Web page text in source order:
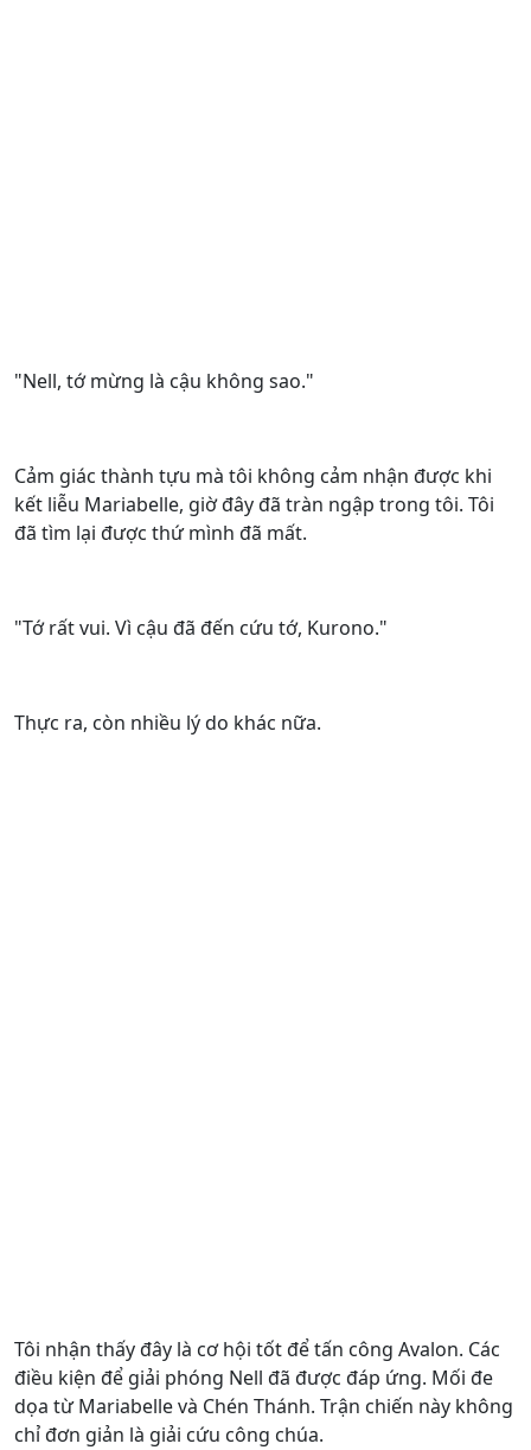
"Nell, tớ mừng là cậu không sao."
Cảm giác thành tựu mà tôi không cảm nhận được khi
kết liễu Mariabelle, giờ đây đã tràn ngập trong tôi. Tôi
đã tìm lại được thứ mình đã mất.
"Tớ rất vui. Vì cậu đã đến cứu tớ, Kurono."
Thực ra, còn nhiều lý do khác nữa.
Tôi nhận thấy đây là cơ hội tốt để tấn công Avalon. Các
điều kiện để giải phóng Nell đã được đáp ứng. Mối đe
dọa từ Mariabelle và Chén Thánh. Trận chiến này không
chỉ đơn giản là giải cứu công chúa.